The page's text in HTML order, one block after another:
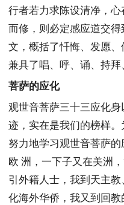
行者若力求陈设清净，
而修，则必定感应道交
文，概括了忏悔、发愿
兼具了唱、呼、诵、持拜
菩萨的应化
观世音菩萨三十三应化
迹，实在是我们的榜样
努力地学习观世音菩萨
欧 洲，一下子又在美洲
引外籍人士，我到天主
化海外华侨，我又到回